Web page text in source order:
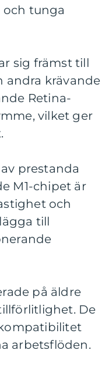
tunga
sig främst till
andra krävande
Retina-
vilket ger
prestanda
M1-chipet är
och
till
på äldre
De
arbetsflöden.